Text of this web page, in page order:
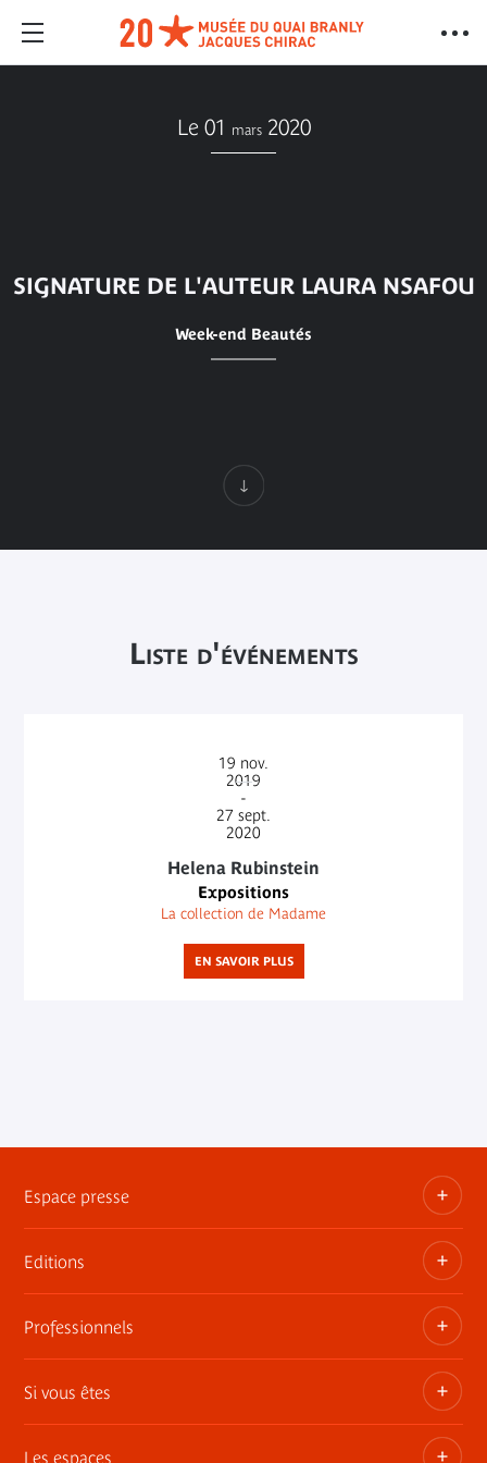
Le 01 mars 2020
SIGNATURE DE L'AUTEUR LAURA NSAFOU
Week-end Beautés
Liste d'événements
19 nov.
2019
-
27 sept.
2020
Helena Rubinstein
Expositions
La collection de Madame
EN SAVOIR PLUS
Espace presse
Dossiers, communiqués, bandes annonces
Contact presse
Editions
Les publications du musée
Professionnels
Privatisez les espaces
Si vous êtes
Les espaces